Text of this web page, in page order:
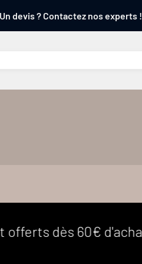
devis ? Contactez nos experts !
dès 60€ d'achat*